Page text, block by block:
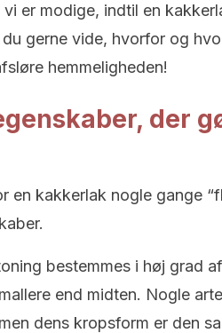
er modige, indtil en
gerne vide, hvorfor og
hemmeligheden!
der
en kakkerlak nogle gange
bestemmes i høj grad
end midten. Nogle
dens kropsform er den